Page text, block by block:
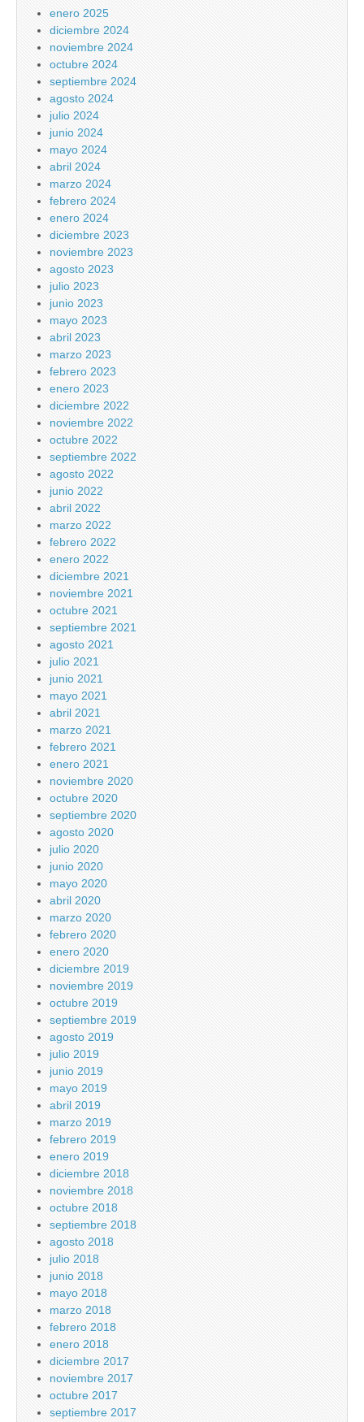
enero 2025
diciembre 2024
noviembre 2024
octubre 2024
septiembre 2024
agosto 2024
julio 2024
junio 2024
mayo 2024
abril 2024
marzo 2024
febrero 2024
enero 2024
diciembre 2023
noviembre 2023
agosto 2023
julio 2023
junio 2023
mayo 2023
abril 2023
marzo 2023
febrero 2023
enero 2023
diciembre 2022
noviembre 2022
octubre 2022
septiembre 2022
agosto 2022
junio 2022
abril 2022
marzo 2022
febrero 2022
enero 2022
diciembre 2021
noviembre 2021
octubre 2021
septiembre 2021
agosto 2021
julio 2021
junio 2021
mayo 2021
abril 2021
marzo 2021
febrero 2021
enero 2021
noviembre 2020
octubre 2020
septiembre 2020
agosto 2020
julio 2020
junio 2020
mayo 2020
abril 2020
marzo 2020
febrero 2020
enero 2020
diciembre 2019
noviembre 2019
octubre 2019
septiembre 2019
agosto 2019
julio 2019
junio 2019
mayo 2019
abril 2019
marzo 2019
febrero 2019
enero 2019
diciembre 2018
noviembre 2018
octubre 2018
septiembre 2018
agosto 2018
julio 2018
junio 2018
mayo 2018
marzo 2018
febrero 2018
enero 2018
diciembre 2017
noviembre 2017
octubre 2017
septiembre 2017